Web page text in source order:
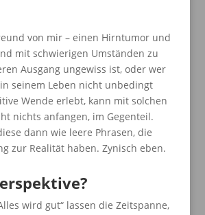
von mir – einen Hirntumor und
mit schwierigen Umständen zu
Ausgang ungewiss ist, oder wer
seinem Leben nicht unbedingt
Wende erlebt, kann mit solchen
nichts anfangen, im Gegenteil.
dann wie leere Phrasen, die
zur Realität haben. Zynisch eben.
wird gut“ lassen die Zeitspanne,